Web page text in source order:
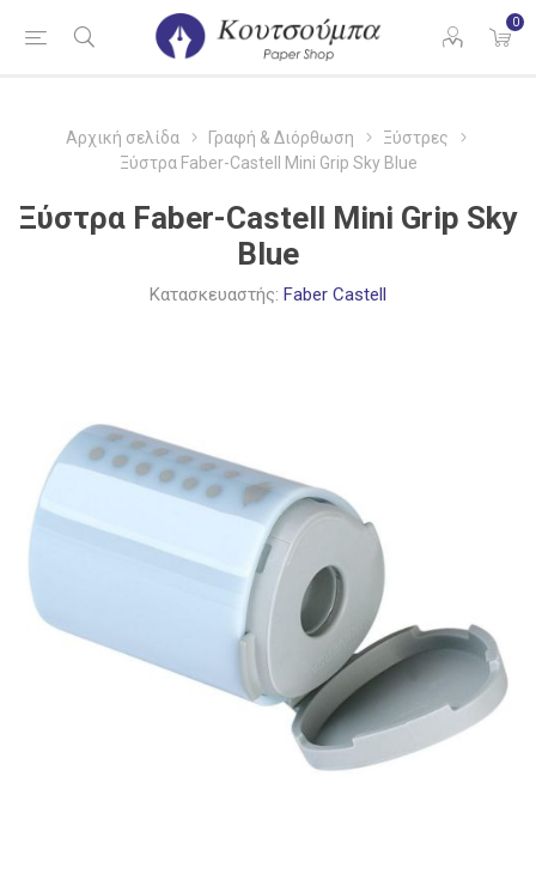
0
Αρχική σελίδα Γραφή & Διόρθωση
Ξύστρες
Ξύστρα Faber-Castell Mini Grip Sky Blue
Ξύστρα Faber-Castell Mini Grip Sky
Blue
Κατασκευαστής: Faber Castell